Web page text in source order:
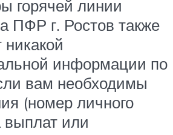
горячей линии
ПФР г. Ростов также
информации по
вам необходимы
(номер личного
выплат или